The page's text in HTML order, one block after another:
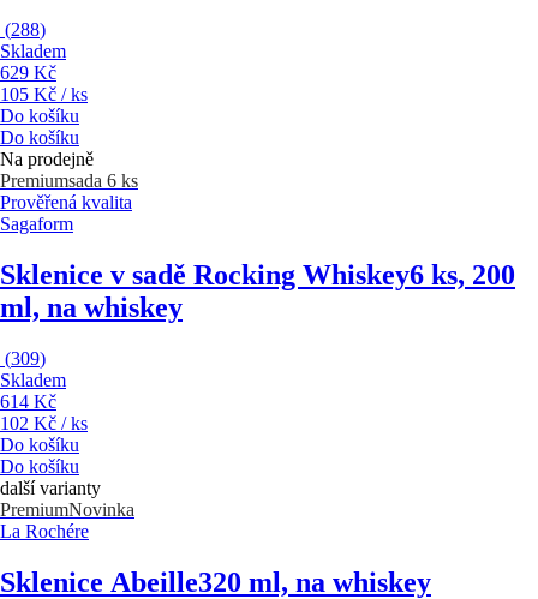
(288)
Skladem
629 Kč
105 Kč / ks
Do košíku
Do košíku
Na prodejně
Premiumsada 6 ks
Prověřená kvalita
Sagaform
Sklenice v sadě Rocking Whiskey6 ks, 200
ml, na whiskey
(309)
Skladem
614 Kč
102 Kč / ks
Do košíku
Do košíku
další varianty
PremiumNovinka
La Rochére
Sklenice Abeille320 ml, na whiskey